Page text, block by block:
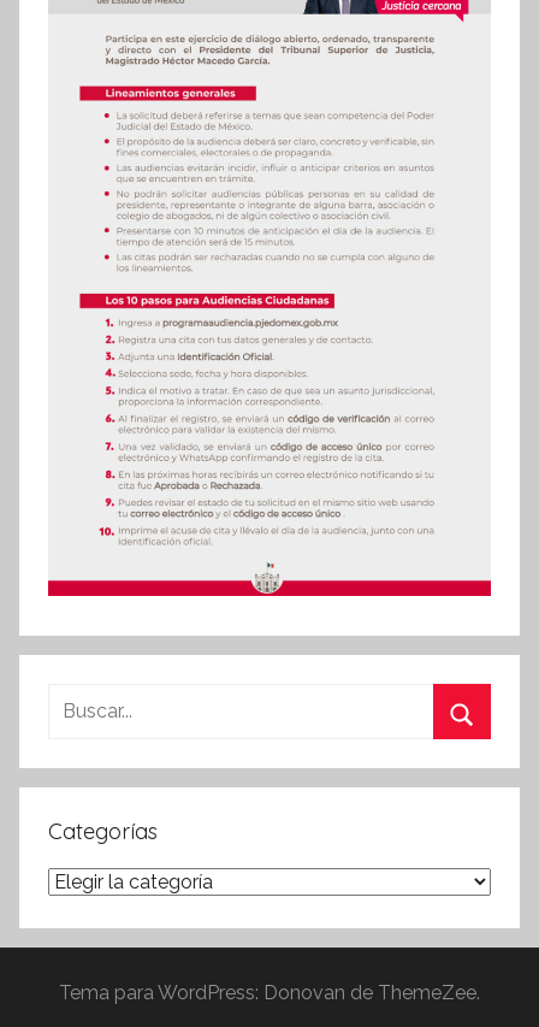
Buscar:
Categorías
Categorías
Tema para WordPress: Donovan de ThemeZee.